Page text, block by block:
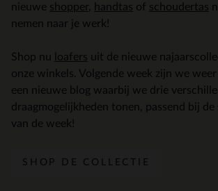
nieuwe shopper handtas of schoudertas
nemen naar je werk!
Shop nu loafers uit de nieuwe
onze winkels. Volgende week zijn we
een nieuwe blog waarbij we drie
draagmogelijkheden tonen, passend bij de
van de week!
SHOP DE COLLECTIE